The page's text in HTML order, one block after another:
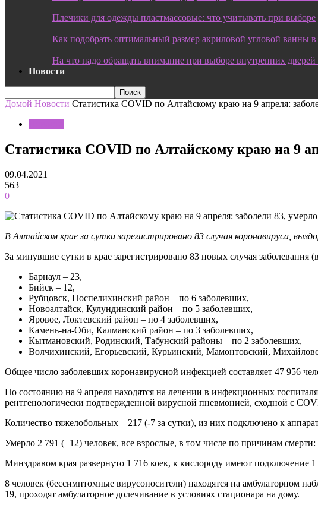
Плечики для одежды пластмассовые: что учитывать при выборе
Как подобрать оптимальный размер акриловой угловой ванны
На что надо обращать внимание при выборе внутренних дверей
Новости
Домой Новости Статистика COVID по Алтайскому краю на 9 апреля:
Статистика COVID по Алтайскому краю на 9
09.04.2021
563
0
В Алтайском крае за сутки зарегистрировано 83 случая коронавируса,
За минувшие сутки в крае зарегистрировано 83 новых случая
Барнаул – 23,
Бийск – 12,
Рубцовск, Поспелихинский район – по 6 заболевших,
Новоалтайск, Кулундинский район – по 5 заболевших,
Яровое, Локтевский район – по 4 заболевших,
Камень-на-Оби, Калманский район – по 3 заболевших,
Кытмановский, Родинский, Табунский районы – по 2 заболевших,
Волчихинский, Егорьевский, Курьинский, Мамонтовский,
Общее число заболевших коронавирусной инфекцией составляет 47 956
По состоянию на 9 апреля находятся на лечении в инфекционных
рентгенологически подтвержденной вирусной пневмонией, сходной с
Количество тяжелобольных – 217 (-7 за сутки), из них подключено к
Умерло 2 791 (+12) человек, все взрослые, в том числе по причинам
Минздравом края развернуто 1 716 коек, к кислороду имеют подключение
8 человек (бессимптомные вирусоносители) находятся на амбулаторном
19, проходят амбулаторное долечивание в условиях стационара на дому.